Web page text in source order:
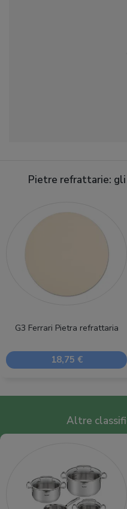
Pietre refrattarie:
G3 Ferrari Pietra refrattaria
18,75 €
Altre